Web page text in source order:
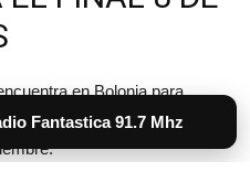
Fantastica 91.7 Mhz